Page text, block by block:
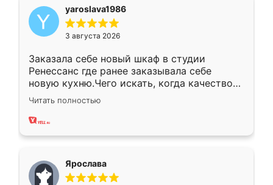
yaroslava1986
3 августа 2026
Заказала себе новый шкаф в студии
Ренессанс где ранее заказывала себе
новую кухню.Чего искать, когда качеством
вполне довольна. Служит кухня уже почти
два года, нареканий нет.
Читать полностью
Ярослава